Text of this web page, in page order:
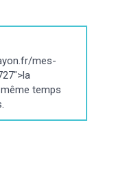
mes-
temps